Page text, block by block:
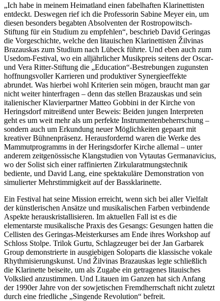
„Ich habe in meinem Heimatland einen fabelhaften Klarinettisten
entdeckt. Deswegen rief ich die Professorin Sabine Meyer ein, um
diesen besonders begabten Absolventen der Rostropowitsch-
Stiftung für ein Studium zu empfehlen“, beschrieb David Geringas
die Vorgeschichte, welche den litauischen Klarinettisten Žilvinas
Brazauskas zum Studium nach Lübeck führte. Und eben auch zum
Usedom-Festival, wo ein alljährlicher Musikpreis seitens der Oscar-
und Vera Ritter-Stiftung die „Education“-Bestrebungen zugunsten
hoffnungsvoller Karrieren und produktiver Synergieeffekte
abrundet. Was hierbei wohl Kriterien sein mögen, braucht man gar
nicht weiter hinterfragen – denn das stellen Brazauskas und sein
italienischer Klavierpartner Matteo Gobbini in der Kirche von
Heringsdorf mitreißend unter Beweis: Beiden jungen Interpreten
geht es um weit mehr als um perfekte Instrumentenbeherrschung –
sondern auch um Erkundung neuer Möglichkeiten gepaart mit
kreativer Bühnenpräsenz. Herausfordernd waren die Werke des
Mammutprogramms in der Heringsdorfer Kirche allemal – unter
anderem zeitgenössische Klangstudien von Vytautas Germanavicius,
wo der Solist sich einer raffinierten Zirkularatmungstechnik
bediente, und David Lang, eine spektakuläre Demonstration von
simulierter Mehrstimmigkeit auf der Bassklarinette.
Ein Festival hat seine Mission erreicht, wenn sich bei aller Vielfalt
der künstlerischen Ansätze und musikalischen Farben verbindende
Aspekte herauskristallisieren. Im aktuellen Fall ist es die
elementarste musikalische Praxis des Gesangs: Gesungen hatten die
Cellisten des Geringas-Meisterkurses am Ende ihres Workshop auf
Schloss Stolpe. Trilok Gurtu, Schlagzeuger bei der Jan Garbarek
Group demonstrierte in ausgiebigen Soloparts die klassische vokale
Rhythmisierungskunst. Und Žilvinas Brazauskas legte schließlich
die Klarinette beiseite, um als Zugabe ein getragenes litauisches
Volkslied anzustimmen. Und Litauen im Ganzen hat sich Anfang
der 1990er Jahre von der sowjetischen Fremdherrschaft nicht zuletzt
durch eine friedliche „Singende Revolution“ befreit.